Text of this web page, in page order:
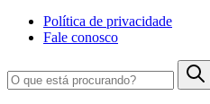
Política de privacidade
Fale conosco